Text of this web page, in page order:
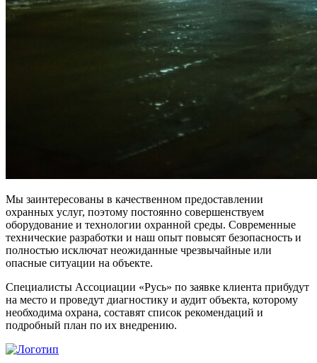
Мы заинтересованы в качественном предоставлении
охранных услуг, поэтому постоянно совершенствуем
оборудование и технологии охранной среды. Современные
технические разработки и наш опыт повысят безопасность и
полностью исключат неожиданные чрезвычайные или
опасные ситуации на объекте.
Специалисты Ассоциации «Русь» по заявке клиента прибудут
на место и проведут диагностику и аудит объекта, которому
необходима охрана, составят список рекомендаций и
подробный план по их внедрению.